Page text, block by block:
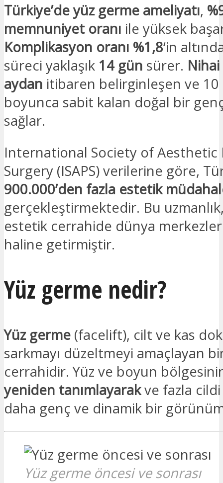
Türkiye’de yüz germe ameliyatı,
memnuniyet oranı ile yüksek
Komplikasyon oranı %1,8‘in
süreci yaklaşık 14 gün sürer.
aydan itibaren belirginleşen ve 10
boyunca sabit kalan doğal bir
sağlar.
International Society of Aesthetic
Surgery (ISAPS) verilerine göre,
900.000’den fazla estetik
gerçekleştirmektedir. Bu
estetik cerrahide dünya
haline getirmiştir.
Yüz germe nedir?
Yüz germe (facelift), cilt ve kas
sarkmayı düzeltmeyi amaçlayan
cerrahidir. Yüz ve boyun
yeniden tanımlayarakve fazla cildi
daha genç ve dinamik bir görünüm
Yüz germe öncesi ve sonrası